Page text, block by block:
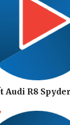
Podcast
Câu
Đọc
Cửa
Kể
Hạt
R8 Spyder